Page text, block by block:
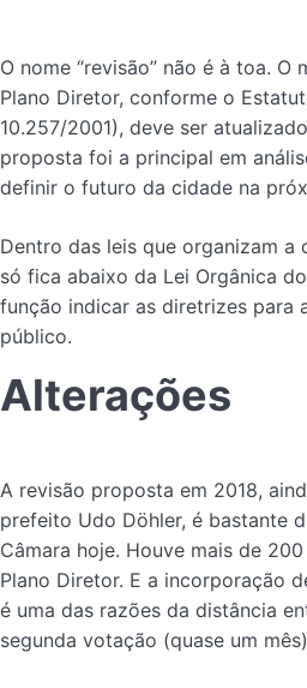
O nome “revisão” não é à toa.
Plano Diretor, conforme o
10.257/2001), deve ser
proposta foi a principal em
definir o futuro da cidade na
Dentro das leis que organizam a
só fica abaixo da Lei Orgânica
função indicar as diretrizes para
público.
Alterações
A revisão proposta em 2018,
prefeito Udo Döhler, é bastante
Câmara hoje. Houve mais de
Plano Diretor. E a incorporação
é uma das razões da distância
segunda votação (quase um